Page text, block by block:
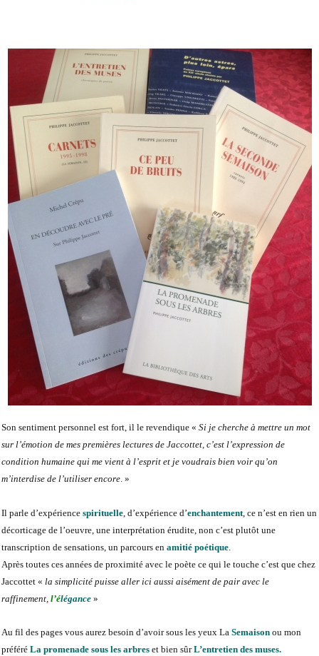
Son sentiment personnel est fort, il le revendique « Si je cherche à mettre un mot
sur l’émotion de mes premières lectures de Jaccottet, c’est l’expression de
condition humaine qui me vient à l’esprit et je voudrais bien voir qu’on
m’interdise de l’utiliser encore . »
Il parle d’expérience spirituelle , d’expérience d’enchantement , ce n’est en rien un
décorticage de l’oeuvre, une interprétation érudite, non c’est plutôt une
transcription de sensations, un parcours en amitié poétique
Après toutes ces années de proximité avec le poète ce qui le touche c’est que chez
Jaccottet « la simplicité puisse aller ici aussi aisément de pair avec le
raffinement, l’élégance »
Au fil des pages vous aurez besoin d’avoir sous les yeux La Semaison ou mon
préféré La promenade sous les arbres et bien sûrL’entretien des muses.